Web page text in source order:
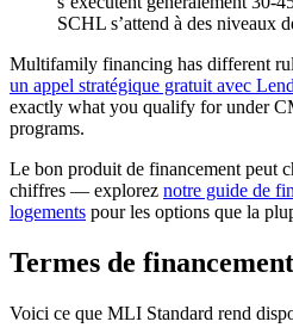
SCHL s’attend à des niveaux
Multifamily financing has different
un appel stratégique gratuit avec
exactly what you qualify for under
programs.
Le bon produit de financement peut
chiffres — explorez notre guide de
logements pour les options que la
Termes de
Voici ce que MLI Standard rend